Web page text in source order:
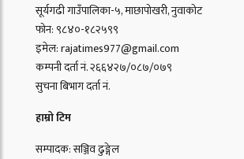
सूर्यगढी गाउँपालिका-५, माछापोखरी, नुवाकोट
फोन: ९८४०-१८२५९९
इमेल: rajatimes977@gmail.com
कम्पनी दर्ता नं. २६६४२७/०८७/०७९
सुचना बिभाग दर्ता नं.
हाम्रो टिम
सम्पादक: सञ्जिव ढुङ्गेल